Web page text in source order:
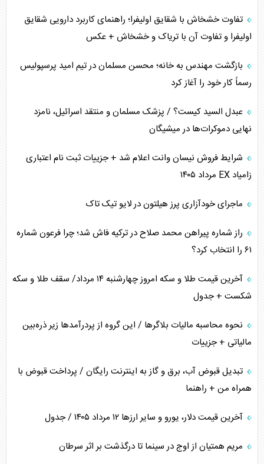
تفاوت خشخاش با شقایق اولیفرا؛ راهنمای کاربرد دارویی شقایق
اولیفرا و تفاوت آن با تریاک و خشخاش + عکس
بازگشت مهندس به خانه؛ محسن مسلمان در تیم امید پرسپولیس
رسماً کار خود را آغاز کرد
عبدل السید کیست؟ / پزشک مسلمان و منتقد اسرائیل، نامزد
نهایی دموکرات‌ها در میشیگان
شرایط فروش نیسان وانت اعلام شد + جزییات ثبت نام اعتباری
زامیاد EX مرداد ۱۴۰۵
ماجرای خودآزاری پرز هیلتون در لایو تیک تاک
راز شماره پیراهن محمد صلاح در ترکیه فاش شد؛ چرا فرعون شماره
۶۱ را انتخاب کرد؟
آخرین قیمت طلا و سکه امروز چهارشنبه ۱۴ مرداد/ سقف طلا و سکه
شکست + جدول
نحوه محاسبه مالیات بلاگر‌ها / این گروه از پردرآمد‌ها زیر ذره‌بین
مالیاتی + جزییات
تبدیل قبوض آب، برق و گاز به اینترنت رایگان / پرداخت قبوض با
همراه من + راهنما
آخرین قیمت دلار، یورو و سایر ارز‌ها ۱۲ مرداد ۱۴۰۵ / جدول
مریم همتیان از اوج در سینما تا درگذشت بر اثر سرطان